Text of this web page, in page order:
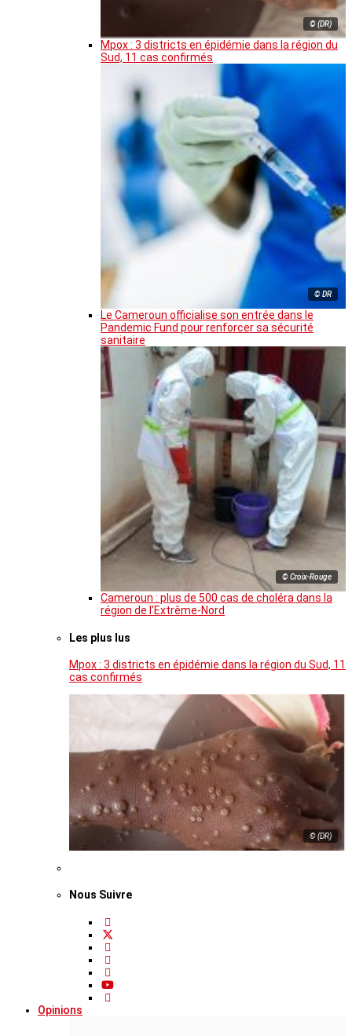
© (DR)
Mpox : 3 districts en épidémie dans la région du
Sud, 11 cas confirmés
© DR
Le Cameroun officialise son entrée dans le
Pandemic Fund pour renforcer sa sécurité
sanitaire
© Croix-Rouge
Cameroun : plus de 500 cas de choléra dans la
région de l’Extrême-Nord
Les plus lus
Mpox : 3 districts en épidémie dans la région du Sud, 11
cas confirmés
© (DR)
Nous Suivre
Opinions